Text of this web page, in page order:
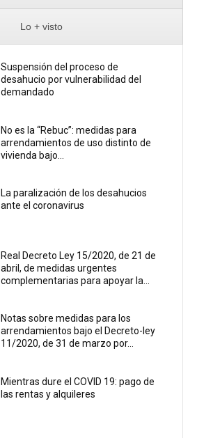
Lo + visto
Suspensión del proceso de
desahucio por vulnerabilidad del
demandado
No es la “Rebuc”: medidas para
arrendamientos de uso distinto de
vivienda bajo...
La paralización de los desahucios
ante el coronavirus
Real Decreto Ley 15/2020, de 21 de
abril, de medidas urgentes
complementarias para apoyar la...
Notas sobre medidas para los
arrendamientos bajo el Decreto-ley
11/2020, de 31 de marzo por...
Mientras dure el COVID 19: pago de
las rentas y alquileres